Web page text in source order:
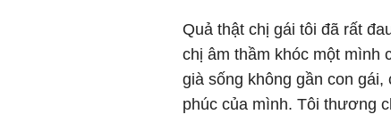
Quả thật chị gái tôi đã rất
chị âm thầm khóc một mình
già sống không gần con
phúc của mình. Tôi thương